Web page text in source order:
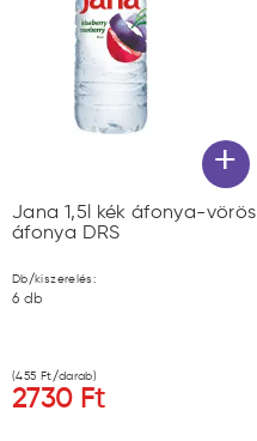
+
Jana 1,5l kék áfonya-vörös
áfonya DRS
Db/kiszerelés:
6 db
(455 Ft/darab)
2730Ft